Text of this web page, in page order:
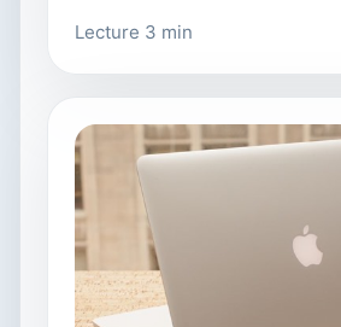
Lecture 3 min